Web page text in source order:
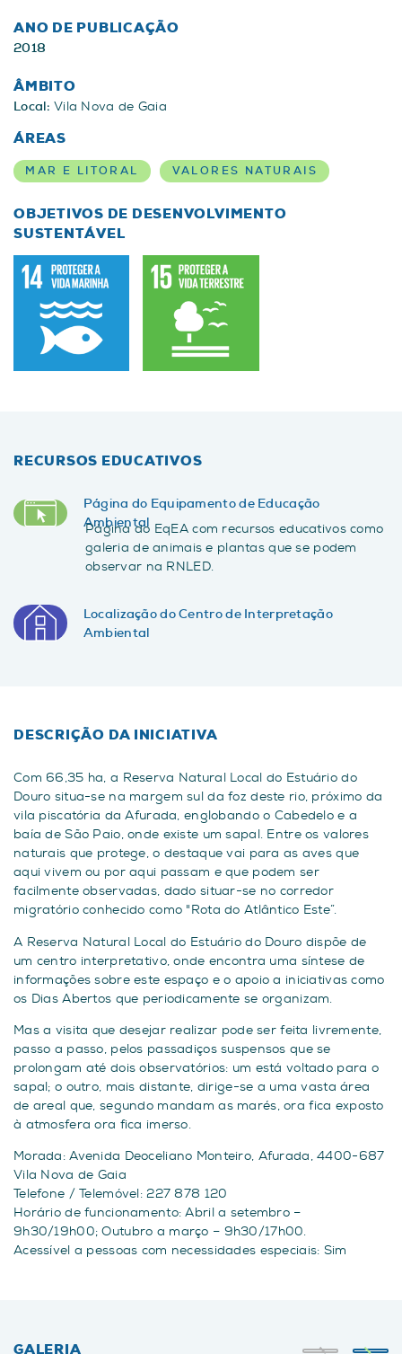
ANO DE PUBLICAÇÃO
2018
ÂMBITO
Local: Vila Nova de Gaia
ÁREAS
MAR E LITORAL VALORES NATURAIS
OBJETIVOS DE DESENVOLVIMENTO
SUSTENTÁVEL
RECURSOS EDUCATIVOS
Página do Equipamento de Educação
Ambiental
Página do EqEA com recursos educativos como
galeria de animais e plantas que se podem
observar na RNLED.
Localização do Centro de Interpretação
Ambiental
DESCRIÇÃO DA INICIATIVA
Com 66,35 ha, a Reserva Natural Local do Estuário do
Douro situa-se na margem sul da foz deste rio, próximo da
vila piscatória da Afurada, englobando o Cabedelo e a
baía de São Paio, onde existe um sapal. Entre os valores
naturais que protege, o destaque vai para as aves que
aqui vivem ou por aqui passam e que podem ser
facilmente observadas, dado situar-se no corredor
migratório conhecido como "Rota do Atlântico Este”.
A Reserva Natural Local do Estuário do Douro dispõe de
um centro interpretativo, onde encontra uma síntese de
informações sobre este espaço e o apoio a iniciativas como
os Dias Abertos que periodicamente se organizam.
Mas a visita que desejar realizar pode ser feita livremente,
passo a passo, pelos passadiços suspensos que se
prolongam até dois observatórios: um está voltado para o
sapal; o outro, mais distante, dirige-se a uma vasta área
de areal que, segundo mandam as marés, ora fica exposto
à atmosfera ora fica imerso.
Morada: Avenida Deoceliano Monteiro, Afurada, 4400-687
Vila Nova de Gaia
Telefone / Telemóvel: 227 878 120
Horário de funcionamento: Abril a setembro –
9h30/19h00; Outubro a março – 9h30/17h00.
Acessível a pessoas com necessidades especiais: Sim
GALERIA